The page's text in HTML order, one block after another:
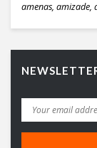
amenas, amizade,